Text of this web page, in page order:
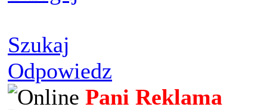
Szukaj
Odpowiedz
Pani Reklama